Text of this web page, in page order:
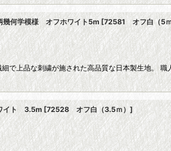
幾何学模様 オフホワイト5m[72581 オフ白（5
上品な刺繍が施された高品質な日本製生地。
イト 3.5m[72528 オフ白（3.5ｍ）]